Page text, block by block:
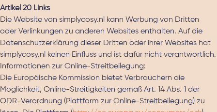
Artikel 20 Links
Die Website von simplycosy.nl kann Werbung von Dritten
oder Verlinkungen zu anderen Websites enthalten. Auf die
Datenschutzerklärung dieser Dritten oder ihrer Websites hat
simplycosy.nl keinen Einfluss und ist dafür nicht verantwortlich.
Informationen zur Online-Streitbeilegung:
Die Europäische Kommission bietet Verbrauchern die
Möglichkeit, Online-Streitigkeiten gemäß Art. 14 Abs. 1 der
ODR-Verordnung (Plattform zur Online-Streitbeilegung) zu